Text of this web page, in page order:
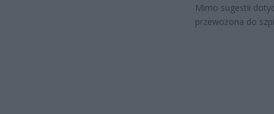
Mimo sugestii
przewożona do